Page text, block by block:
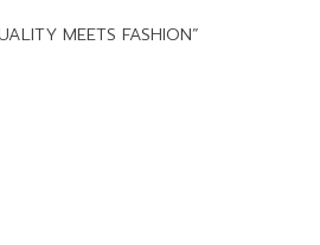
MEETS FASHION”